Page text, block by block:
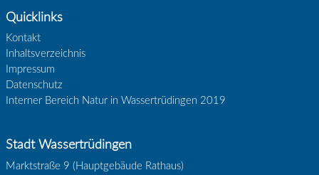
Quicklinks
Kontakt
Inhaltsverzeichnis
Impressum
Datenschutz
Interner Bereich Natur in Wassertrüdingen 2019
Stadt Wassertrüdingen
Marktstraße 9 (Hauptgebäude Rathaus)